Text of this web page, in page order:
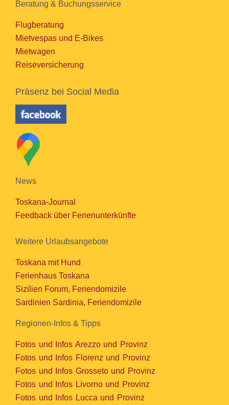
Beratung & Buchungsservice
Flugberatung
Mietvespas und E-Bikes
Mietwagen
Reiseversicherung
Präsenz bei Social Media
News
Toskana-Journal
Feedback über Ferienunterkünfte
Weitere Urlaubsangebote
Toskana mit Hund
Ferienhaus Toskana
Sizilien Forum, Feriendomizile
Sardinien Sardinia, Feriendomizile
Regionen-Infos & Tipps
Fotos und Infos Arezzo und Provinz
Fotos und Infos Florenz und Provinz
Fotos und Infos Grosseto und Provinz
Fotos und Infos Livorno und Provinz
Fotos und Infos Lucca und Provinz